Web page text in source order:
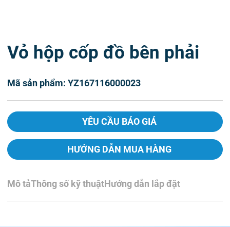
Vỏ hộp cốp đồ bên phải
Mã sản phẩm: YZ167116000023
YÊU CẦU BÁO GIÁ
HƯỚNG DẪN MUA HÀNG
Mô tảThông số kỹ thuậtHướng dẫn lắp đặt